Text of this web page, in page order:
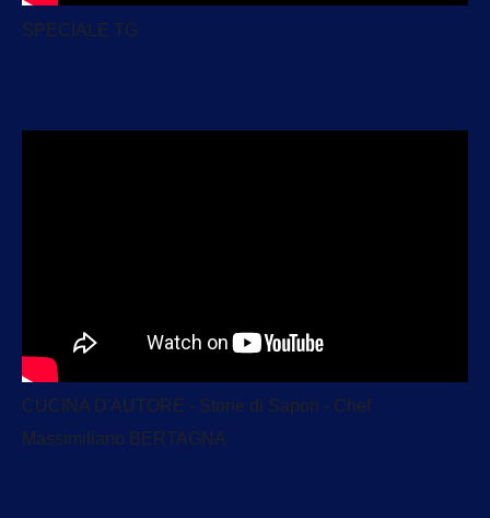
SPECIALE TG
CUCINA D'AUTORE - Storie di Sapori - Chef
Massimiliano BERTAGNA